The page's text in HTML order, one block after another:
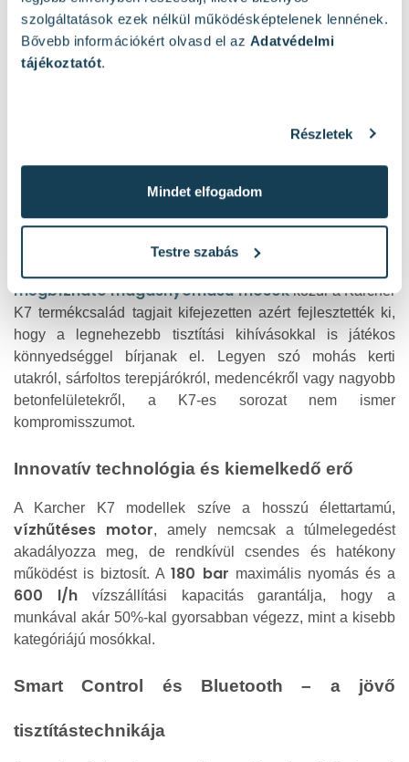
szolgáltatások ezek nélkül működésképtelenek lennének.
Bővebb információkért olvasd el az Adatvédelmi
tájékoztatót.
Részletek
Mindet elfogadom
Testre szabás
219 989 Ft
Kosárba
legjobb választás?
A makacs, lerakódott szennyeződések eltávolítása a ház
körül sokszor embert próbáló feladat, de a megfelelő
berendezéssel rengeteg időt és energiát spórolhatsz meg.
megbízható magasnyomású mosók közül a Karcher
K7 termékcsalád tagjait kifejezetten azért fejlesztették ki,
hogy a legnehezebb tisztítási kihívásokkal is játékos
könnyedséggel bírjanak el. Legyen szó mohás kerti
utakról, sárfoltos terepjárókról, medencékről vagy nagyobb
betonfelületekről, a K7-es sorozat nem ismer
kompromisszumot.
Innovatív technológia és kiemelkedő erő
A Karcher K7 modellek szíve a hosszú élettartamú,
vízhűtéses motor, amely nemcsak a túlmelegedést
akadályozza meg, de rendkívül csendes és hatékony
működést is biztosít. A180 bar maximális nyomás és a
600 l/hvízszállítási kapacitás garantálja, hogy a
munkával akár 50%-kal gyorsabban végezz, mint a kisebb
kategóriájú mosókkal.
Smart Control és Bluetooth – a jövő
tisztítástechnikája